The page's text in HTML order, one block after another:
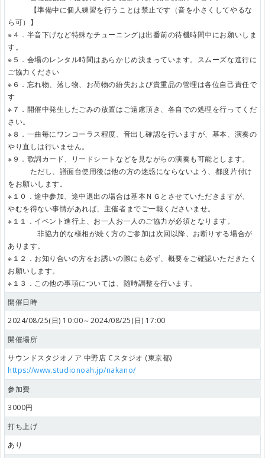
【準備中に個人練習を行うことは禁止です（音を小さくしてやるな
ら可）】
※４．半音下げなど特殊なチューニングは出番前の待機時間中にお願いしま
す。
※５．会場のレンタル時間はあらかじめ決まっています。スムーズな進行に
ご協力ください
※６．忘れ物、落し物、お荷物の紛失および貴重品の管理は各位自己責任で
す
※７．開催中発生したごみの放置はご遠慮頂き、各自での処理を行ってくだ
さい。
※８．一曲毎にワンコーラス程度、音出し確認を行いますが、基本、演奏の
やり直しは行いません。
※９．歌詞カード、リードシートなどを見ながらの演奏も可能とします。
ただし、譜面台使用後は他の方の迷惑にならないよう、都度片付け
をお願いします。
※１０．途中参加、途中退出の場合は基本ＮＧとさせていただきますが、
やむを得ない事情があれば、主催者までご一報くださいませ。
※１１．イベント進行上、お一人お一人のご協力が必須となります。
非協力的な様相が続く方のご参加は次回以降、お断りする場合が
あります。
※１２．お知り合いの方をお誘いの際にも必ず、概要をご確認いただきたく
お願いします。
※１３．この他の事項については、随時調整を行います。
開催日時
2024/08/25(日) 10:00～2024/08/25(日) 17:00
開催場所
サウンドスタジオノア 中野店 Cスタジオ (東京都)
https://www.studionoah.jp/nakano/
参加費
3000円
打ち上げ
あり